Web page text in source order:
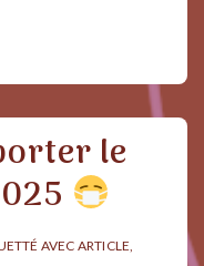
le
AVEC ARTICLE,